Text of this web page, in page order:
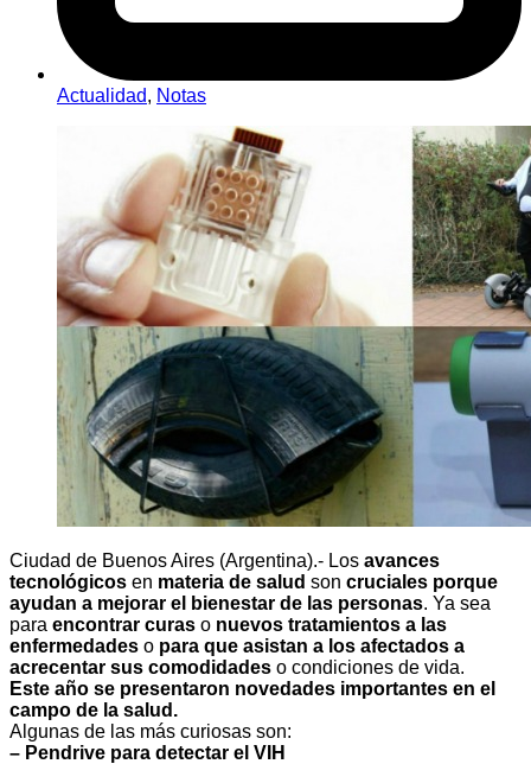
Actualidad, Notas
Ciudad de Buenos Aires (Argentina).- Los avances
tecnológicos en materia de salud son cruciales porque
ayudan a mejorar el bienestar de las personas. Ya sea
para encontrar curas o nuevos tratamientos a las
enfermedades o para que asistan a los afectados a
acrecentar sus comodidades o condiciones de vida.
Este año se presentaron novedades importantes en el
campo de la salud.
Algunas de las más curiosas son:
– Pendrive para detectar el VIH